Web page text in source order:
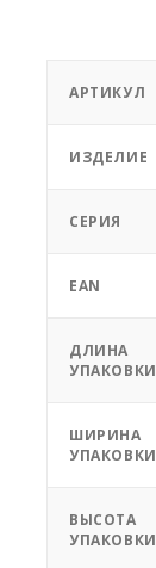
АРТИКУЛ
ИЗДЕЛИЕ
СЕРИЯ
EAN
ДЛИНА
УПАКОВКИ
ШИРИНА
УПАКОВКИ
ВЫСОТА
УПАКОВКИ